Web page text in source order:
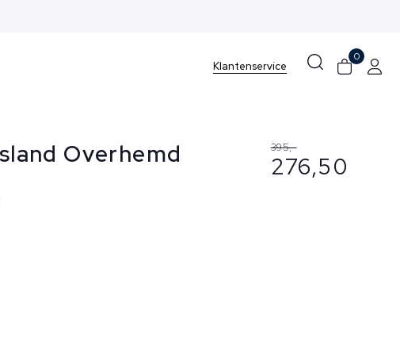
Klantenservice
0
Overhemd
395,-
276,50